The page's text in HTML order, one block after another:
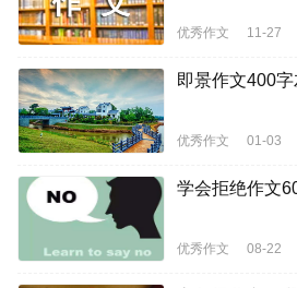
优秀作文 11-27
即景作文400
优秀作文 01-03
学会拒绝作文
优秀作文 08-22